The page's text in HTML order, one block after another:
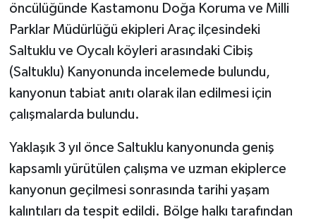
öncülüğünde Kastamonu Doğa Koruma ve Milli
Parklar Müdürlüğü ekipleri Araç ilçesindeki
Saltuklu ve Oycalı köyleri arasındaki Cibiş
(Saltuklu) Kanyonunda incelemede bulundu,
kanyonun tabiat anıtı olarak ilan edilmesi için
çalışmalarda bulundu.
Yaklaşık 3 yıl önce Saltuklu kanyonunda geniş
kapsamlı yürütülen çalışma ve uzman ekiplerce
kanyonun geçilmesi sonrasında tarihi yaşam
kalıntıları da tespit edildi. Bölge halkı tarafından